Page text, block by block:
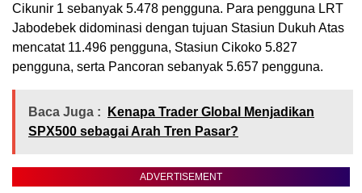
Cikunir 1 sebanyak 5.478 pengguna. Para pengguna LRT
Jabodebek didominasi dengan tujuan Stasiun Dukuh Atas
mencatat 11.496 pengguna, Stasiun Cikoko 5.827
pengguna, serta Pancoran sebanyak 5.657 pengguna.
Baca Juga :
Kenapa Trader Global Menjadikan
SPX500 sebagai Arah Tren Pasar?
ADVERTISEMENT